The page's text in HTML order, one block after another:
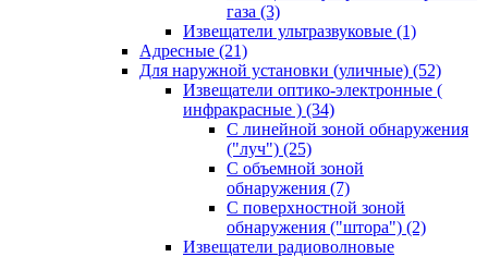
газа (3)
Извещатели ультразвуковые (1)
Адресные (21)
Для наружной установки (уличные) (52)
Извещатели оптико-электронные (
инфракрасные ) (34)
С линейной зоной обнаружения
("луч") (25)
С объемной зоной
обнаружения (7)
С поверхностной зоной
обнаружения ("штора") (2)
Извещатели радиоволновые